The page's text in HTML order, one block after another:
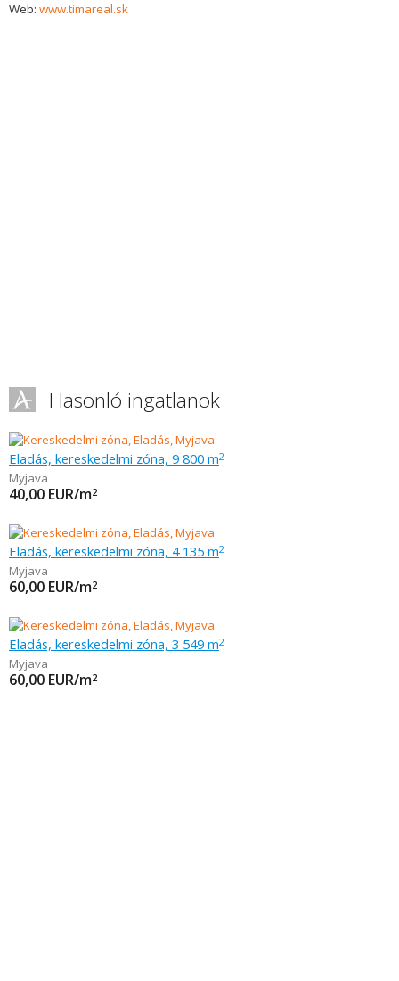
Web: www.timareal.sk
Hasonló ingatlanok
Eladás, kereskedelmi zóna, 9 800 m2
Myjava
40,00 EUR/m2
Eladás, kereskedelmi zóna, 4 135 m2
Myjava
60,00 EUR/m2
Eladás, kereskedelmi zóna, 3 549 m2
Myjava
60,00 EUR/m2